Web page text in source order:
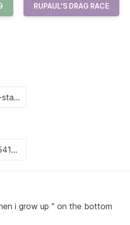
RUPAUL'S DRAG RACE
i grow up " on the bottom